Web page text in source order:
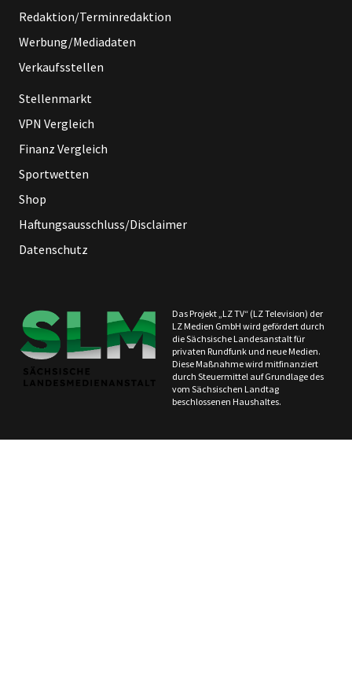
Redaktion/Terminredaktion
Werbung/Mediadaten
Verkaufsstellen
Stellenmarkt
VPN Vergleich
Finanz Vergleich
Sportwetten
Shop
Haftungsausschluss/Disclaimer
Datenschutz
Das Projekt „LZ TV“ (LZ Television) der
LZ Medien GmbH wird gefördert durch
die Sächsische Landesanstalt für
privaten Rundfunk und neue Medien.
Diese Maßnahme wird mitfinanziert
durch Steuermittel auf Grundlage des
vom Sächsischen Landtag
beschlossenen Haushaltes.